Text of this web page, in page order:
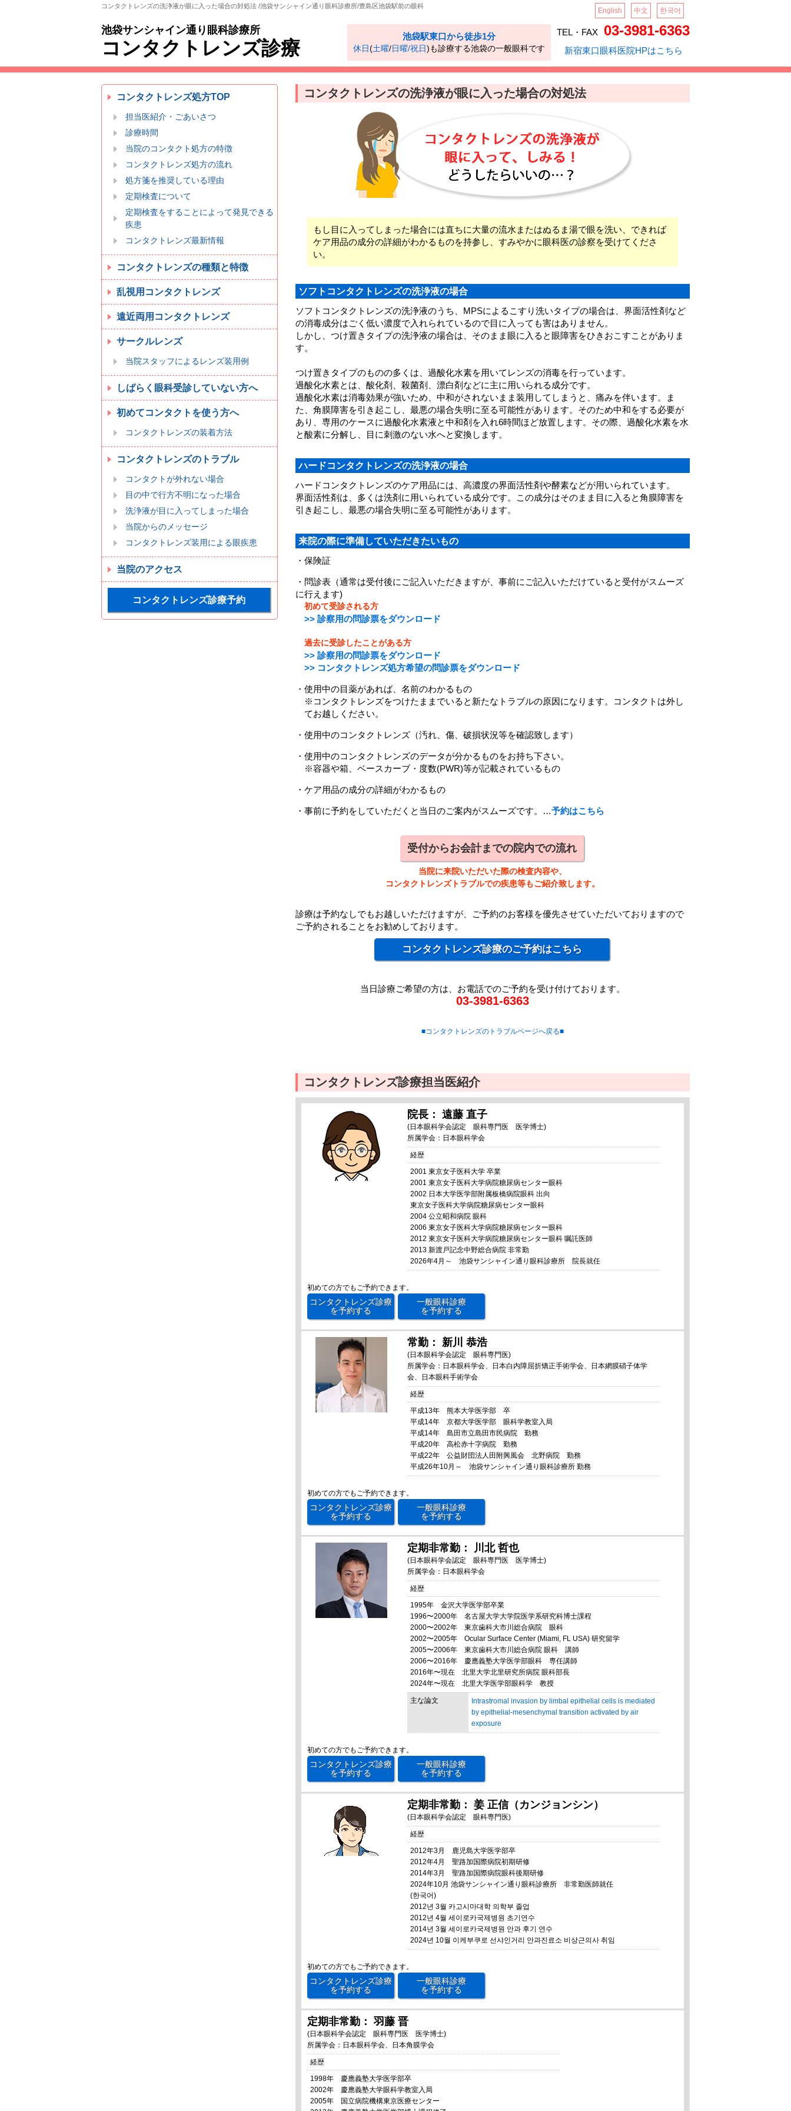
コンタクトレンズの洗浄液が眼に入った場合の対処法 /池袋サンシャイン通り眼科診療所/豊島区池袋駅前の眼科
池袋サンシャイン通り眼科診療所
コンタクトレンズ診療
池袋駅東口から徒歩1分
休日 (土曜/ 日曜/祝日 )も診療する池袋の一般眼科です
TEL・FAX 03-3981-6363
新宿東口眼科医院HPはこちら
English 中文 한국어
コンタクトレンズ処方TOP
担当医紹介・ごあいさつ
診療時間
当院のコンタクト処方の特徴
コンタクトレンズ処方の流れ
処方箋を推奨している理由
定期検査について
定期検査をすることによって発見できる
疾患
コンタクトレンズ最新情報
コンタクトレンズの種類と特徴
乱視用コンタクトレンズ
遠近両用コンタクトレンズ
サークルレンズ
当院スタッフによるレンズ装用例
しばらく眼科受診していない方へ
初めてコンタクトを使う方へ
コンタクトレンズの装着方法
コンタクトレンズのトラブル
コンタクトが外れない場合
目の中で行方不明になった場合
洗浄液が目に入ってしまった場合
当院からのメッセージ
コンタクトレンズ装用による眼疾患
当院のアクセス
コンタクトレンズ診療予約
コンタクトレンズの洗浄液が眼に入った場合の対処法
もし目に入ってしまった場合には直ちに大量の流水またはぬるま湯で眼を洗い、できれば
ケア用品の成分の詳細がわかるものを持参し、すみやかに眼科医の診察を受けてくださ
い。
ソフトコンタクトレンズの洗浄液の場合
ソフトコンタクトレンズの洗浄液のうち、MPSによるこすり洗いタイプの場合は、界面活性剤など
の消毒成分はごく低い濃度で入れられているので目に入っても害はありません。
しかし、つけ置きタイプの洗浄液の場合は、そのまま眼に入ると眼障害をひきおこすことがありま
す。
つけ置きタイプのものの多くは、過酸化水素を用いてレンズの消毒を行っています。
過酸化水素とは、酸化剤、殺菌剤、漂白剤などに主に用いられる成分です。
過酸化水素は消毒効果が強いため、中和がされないまま装用してしまうと、痛みを伴います。ま
た、角膜障害を引き起こし、最悪の場合失明に至る可能性があります。そのため中和をする必要が
あり、専用のケースに過酸化水素液と中和剤を入れ6時間ほど放置します。その際、過酸化水素を水
と酸素に分解し、目に刺激のない水へと変換します。
ハードコンタクトレンズの洗浄液の場合
ハードコンタクトレンズのケア用品には、高濃度の界面活性剤や酵素などが用いられています。
界面活性剤は、多くは洗剤に用いられている成分です。この成分はそのまま目に入ると角膜障害を
引き起こし、最悪の場合失明に至る可能性があります。
来院の際に準備していただきたいもの
・保険証
・問診表（通常は受付後にご記入いただきますが、事前にご記入いただけていると受付がスムーズ
に行えます)
初めて受診される方
>> 診察用の問診票をダウンロード
過去に受診したことがある方
>> 診察用の問診票をダウンロード
>> コンタクトレンズ処方希望の問診票をダウンロード
・使用中の目薬があれば、名前のわかるもの
※コンタクトレンズをつけたままでいると新たなトラブルの原因になります。コンタクトは外し
てお越しください。
・使用中のコンタクトレンズ（汚れ、傷、破損状況等を確認致します）
・使用中のコンタクトレンズのデータが分かるものをお持ち下さい。
※容器や箱、ベースカーブ・度数(PWR)等が記載されているもの
・ケア用品の成分の詳細がわかるもの
・事前に予約をしていただくと当日のご案内がスムーズです。…予約はこちら
受付からお会計までの院内での流れ
当院に来院いただいた際の検査内容や、
コンタクトレンズトラブルでの疾患等もご紹介致します。
診療は予約なしでもお越しいただけますが、ご予約のお客様を優先させていただいておりますので
ご予約されることをお勧めしております。
コンタクトレンズ診療のご予約はこちら
当日診療ご希望の方は、お電話でのご予約を受け付けております。
03-3981-6363
■コンタクトレンズのトラブルページへ戻る■
コンタクトレンズ診療担当医紹介
院長： 遠藤 直子
(日本眼科学会認定 眼科専門医 医学博士)
所属学会：日本眼科学会
経歴
2001 東京女子医科大学 卒業
2001 東京女子医科大学病院糖尿病センター眼科
2002 日本大学医学部附属板橋病院眼科 出向
東京女子医科大学病院糖尿病センター眼科
2004 公立昭和病院 眼科
2006 東京女子医科大学病院糖尿病センター眼科
2012 東京女子医科大学病院糖尿病センター眼科 嘱託医師
2013 新渡戸記念中野総合病院 非常勤
2026年4月～ 池袋サンシャイン通り眼科診療所 院長就任
初めての方でもご予約できます。
コンタクトレンズ診療
を予約する
一般眼科診療
を予約する
常勤： 新川 恭浩
(日本眼科学会認定 眼科専門医)
所属学会：日本眼科学会、日本白内障屈折矯正手術学会、日本網膜硝子体学
会、日本眼科手術学会
経歴
平成13年 熊本大学医学部 卒
平成14年 京都大学医学部 眼科学教室入局
平成14年 島田市立島田市民病院 勤務
平成20年 高松赤十字病院 勤務
平成22年 公益財団法人田附興風会 北野病院 勤務
平成26年10月～ 池袋サンシャイン通り眼科診療所 勤務
初めての方でもご予約できます。
コンタクトレンズ診療
を予約する
一般眼科診療
を予約する
定期非常勤： 川北 哲也
(日本眼科学会認定 眼科専門医 医学博士)
所属学会：日本眼科学会
経歴
1995年 金沢大学医学部卒業
1996〜2000年 名古屋大学大学院医学系研究科博士課程
2000〜2002年 東京歯科大市川総合病院 眼科
2002〜2005年 Ocular Surface Center (Miami, FL USA) 研究留学
2005〜2006年 東京歯科大市川総合病院 眼科 講師
2006〜2016年 慶應義塾大学医学部眼科 専任講師
2016年〜現在 北里大学北里研究所病院 眼科部長
2024年〜現在 北里大学医学部眼科学 教授
主な論文
Intrastromal invasion by limbal epithelial cells is mediated
by epithelial-mesenchymal transition activated by air
exposure
初めての方でもご予約できます。
コンタクトレンズ診療
を予約する
一般眼科診療
を予約する
定期非常勤： 姜 正信（カンジョンシン）
(日本眼科学会認定 眼科専門医)
経歴
2012年3月 鹿児島大学医学部卒
2012年4月 聖路加国際病院初期研修
2014年3月 聖路加国際病院眼科後期研修
2024年10月 池袋サンシャイン通り眼科診療所 非常勤医師就任
(한국어)
2012년 3월 카고시마대학 의학부 졸업
2012년 4월 세이로카국제병원 초기연수
2014년 3월 세이로카국제병원 안과 후기 연수
2024년 10월 이케부쿠로 선샤인거리 안과진료소 비상근의사 취임
初めての方でもご予約できます。
コンタクトレンズ診療
を予約する
一般眼科診療
を予約する
定期非常勤： 羽藤 晋
(日本眼科学会認定 眼科専門医 医学博士)
所属学会：日本眼科学会、日本角膜学会
経歴
1998年 慶應義塾大学医学部卒
2002年 慶應義塾大学眼科学教室入局
2005年 国立病院機構東京医療センター